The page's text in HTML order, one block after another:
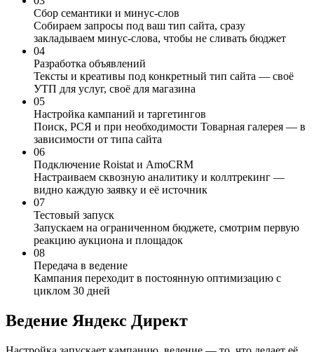
Сбор семантики и минус-слов
Собираем запросы под ваш тип сайта, сразу
закладываем минус-слова, чтобы не сливать бюджет
04
Разработка объявлений
Тексты и креативы под конкретный тип сайта — своё
УТП для услуг, своё для магазина
05
Настройка кампаний и таргетингов
Поиск, РСЯ и при необходимости Товарная галерея — в
зависимости от типа сайта
06
Подключение Roistat и AmoCRM
Настраиваем сквозную аналитику и коллтрекинг —
видно каждую заявку и её источник
07
Тестовый запуск
Запускаем на ограниченном бюджете, смотрим первую
реакцию аукциона и площадок
08
Передача в ведение
Кампания переходит в постоянную оптимизацию с
циклом 30 дней
Ведение Яндекс Директ